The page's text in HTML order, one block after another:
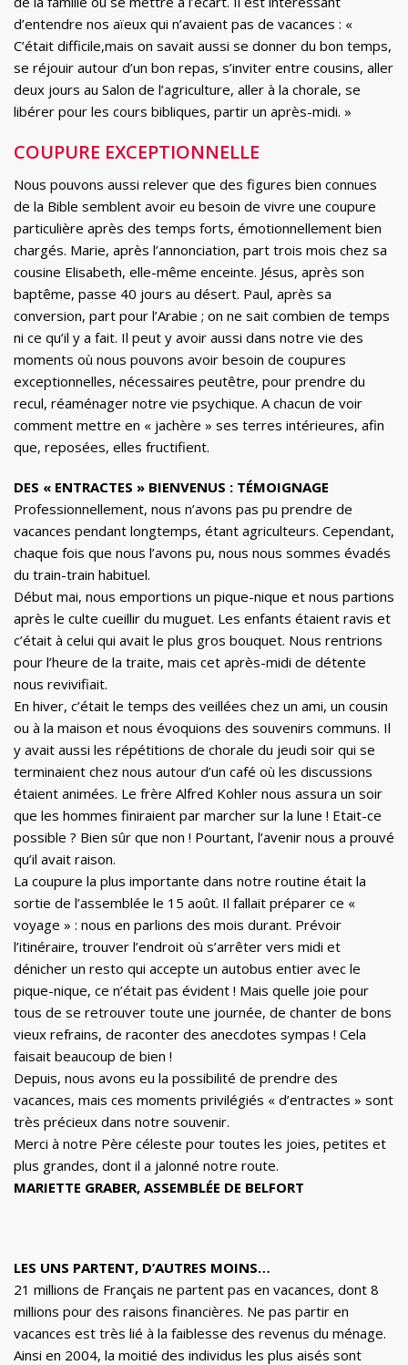
d’entendre nos aïeux qui n’avaient pas de vacances : «
C’était difficile,mais on savait aussi se donner du bon temps,
se réjouir autour d’un bon repas, s’inviter entre cousins, aller
deux jours au Salon de l’agriculture, aller à la chorale, se
libérer pour les cours bibliques, partir un après-midi. »
COUPURE EXCEPTIONNELLE
Nous pouvons aussi relever que des figures bien connues
de la Bible semblent avoir eu besoin de vivre une coupure
particulière après des temps forts, émotionnellement bien
chargés. Marie, après l’annonciation, part trois mois chez sa
cousine Elisabeth, elle-même enceinte. Jésus, après son
baptême, passe 40 jours au désert. Paul, après sa
conversion, part pour l’Arabie ; on ne sait combien de temps
ni ce qu’il y a fait. Il peut y avoir aussi dans notre vie des
moments où nous pouvons avoir besoin de coupures
exceptionnelles, nécessaires peutêtre, pour prendre du
recul, réaménager notre vie psychique. A chacun de voir
comment mettre en « jachère » ses terres intérieures, afin
que, reposées, elles fructifient.
DES « ENTRACTES » BIENVENUS : TÉMOIGNAGE
Professionnellement, nous n’avons pas pu prendre de
vacances pendant longtemps, étant agriculteurs. Cependant,
chaque fois que nous l’avons pu, nous nous sommes évadés
du train-train habituel.
Début mai, nous emportions un pique-nique et nous partions
après le culte cueillir du muguet. Les enfants étaient ravis et
c’était à celui qui avait le plus gros bouquet. Nous rentrions
pour l’heure de la traite, mais cet après-midi de détente
nous revivifiait.
En hiver, c’était le temps des veillées chez un ami, un cousin
ou à la maison et nous évoquions des souvenirs communs. Il
y avait aussi les répétitions de chorale du jeudi soir qui se
terminaient chez nous autour d’un café où les discussions
étaient animées. Le frère Alfred Kohler nous assura un soir
que les hommes finiraient par marcher sur la lune ! Etait-ce
possible ? Bien sûr que non ! Pourtant, l’avenir nous a prouvé
qu’il avait raison.
La coupure la plus importante dans notre routine était la
sortie de l’assemblée le 15 août. Il fallait préparer ce «
voyage » : nous en parlions des mois durant. Prévoir
l’itinéraire, trouver l’endroit où s’arrêter vers midi et
dénicher un resto qui accepte un autobus entier avec le
pique-nique, ce n’était pas évident ! Mais quelle joie pour
tous de se retrouver toute une journée, de chanter de bons
vieux refrains, de raconter des anecdotes sympas ! Cela
faisait beaucoup de bien !
Depuis, nous avons eu la possibilité de prendre des
vacances, mais ces moments privilégiés « d’entractes » sont
très précieux dans notre souvenir.
Merci à notre Père céleste pour toutes les joies, petites et
plus grandes, dont il a jalonné notre route.
MARIETTE GRABER, ASSEMBLÉE DE BELFORT
LES UNS PARTENT, D’AUTRES MOINS…
21 millions de Français ne partent pas en vacances, dont 8
millions pour des raisons financières. Ne pas partir en
vacances est très lié à la faiblesse des revenus du ménage.
Ainsi en 2004, la moitié des individus les plus aisés sont